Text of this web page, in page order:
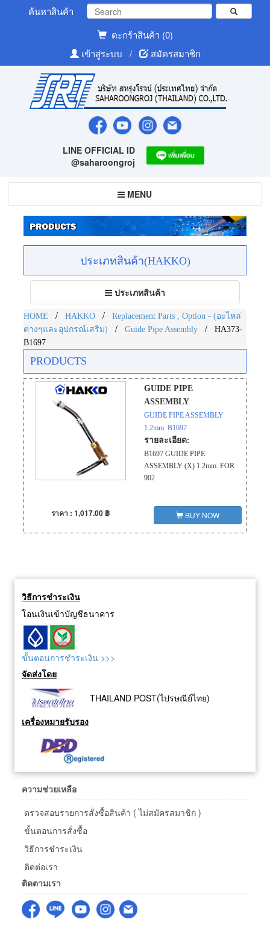
ค้นหาสินค้า
ตะกร้าสินค้า (0)
เข้าสู่ระบบ
/ สมัครสมาชิก
LINE OFFICIAL ID
@saharoongroj
Toggle
navigation
MENU
ประเภทสินค้า(HAKKO)
Toggle
navigation
ประเภทสินค้า
HOME / HAKKO /
Replacement Parts , Option - (อะไหล่
ต่างๆและอุปกรณ์เสริม)
/ Guide Pipe Assembly /
HA373-
B1697
PRODUCTS
GUIDE PIPE
ASSEMBLY
GUIDE PIPE ASSEMBLY
1.2mm. B1697
รายละเอียด:
B1697 GUIDE PIPE
ASSEMBLY (X) 1.2mm. FOR
902
ราคา : 1,017.00 ฿ BUY NOW
วิธีการชำระเงิน
โอนเงินเข้าบัญชีธนาคาร
ขั้นตอนการชำระเงิน >>>
จัดส่งโดย
THAILAND POST(ไปรษณีย์ไทย)
เครื่องหมายรับรอง
ความช่วยเหลือ
ตรวจสอบรายการสั่งซื้อสินค้า ( ไม่สมัครสมาชิก )
ขั้นตอนการสั่งซื้อ
วิธีการชำระเงิน
ติดต่อเรา
ติดตามเรา